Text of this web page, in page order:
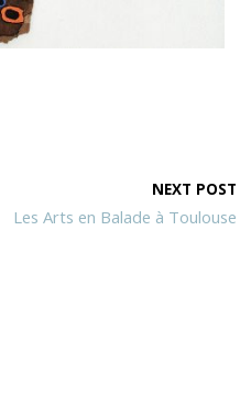
NEXT POST
Les Arts en Balade à Toulouse